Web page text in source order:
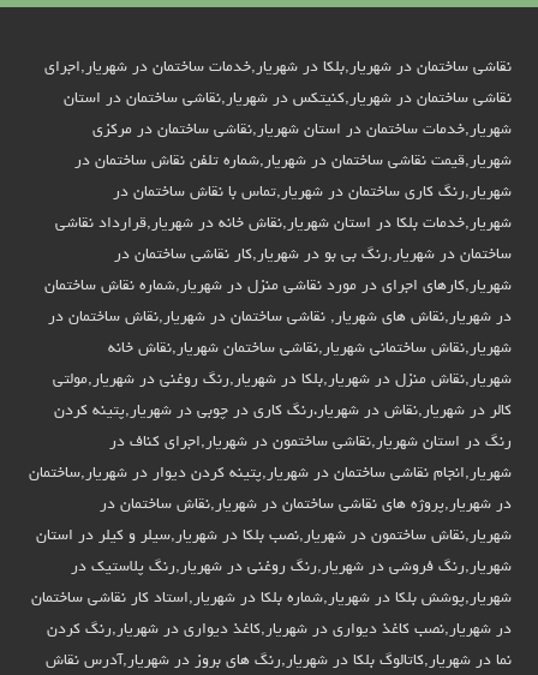
نقاشی ساختمان در شهریار,بلکا در شهریار,خدمات ساختمان در شهریار,اجرای
نقاشی ساختمان در شهریار,کنیتکس در شهریار,نقاشی ساختمان در استان
شهریار,خدمات ساختمان در استان شهریار,نقاشی ساختمان در مرکزی
شهریار,قیمت نقاشی ساختمان در شهریار,شماره تلفن نقاش ساختمان در
شهریار,رنگ کاری ساختمان در شهریار,تماس با نقاش ساختمان در
شهریار,خدمات بلکا در استان شهریار,نقاش خانه در شهریار,قرارداد نقاشی
ساختمان در شهریار,رنگ بی بو در شهریار,کار نقاشی ساختمان در
شهریار,کارهای اجرای در مورد نقاشی منزل در شهریار,شماره نقاش ساختمان
در شهریار,نقاش های شهریار, نقاشی ساختمان در شهریار,نقاش ساختمان در
شهریار,نقاش ساختمانی شهریار,نقاشی ساختمان شهریار,نقاش خانه
شهریار,نقاش منزل در شهریار,بلکا در شهریار,رنگ روغنی در شهریار,مولتی
کالر در شهریار,نقاش در شهریار،رنگ کاری در چوبی در شهریار,پتینه کردن
رنگ در استان شهریار,نقاشی ساختمون در شهریار,اجرای کناف در
شهریار,انجام نقاشی ساختمان در شهریار,پتینه کردن دیوار در شهریار,ساختمان
در شهریار,پروژه های نقاشی ساختمان در شهریار,نقاش ساختمان در
شهریار,نقاش ساختمون در شهریار,نصب بلکا در شهریار,سیلر و کیلر در استان
شهریار,رنگ فروشی در شهریار,رنگ روغنی در شهریار,رنگ پلاستیک در
شهریار,پوشش بلکا در شهریار,شماره بلکا در شهریار,استاد کار نقاشی ساختمان
در شهریار,نصب کاغذ دیواری در شهریار,کاغذ دیواری در شهریار,رنگ کردن
نما در شهریار,کاتالوگ بلکا در شهریار,رنگ های بروز در شهریار,آدرس نقاش